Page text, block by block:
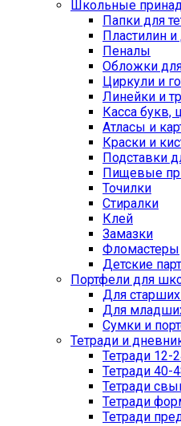
Школьные
Папки для
Пластилин
Пеналы
Обложки
Циркули и
Линейки и
Касса букв,
Атласы и
Краски и
Подставки
Пищевые
Точилки
Стиралки
Клей
Замазки
Фломастеры
Детские
Портфели для
Для
Для
Сумки и
Тетради и
Тетради 12-
Тетради 40-
Тетради
Тетради
Тетради